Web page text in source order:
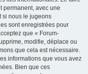
permanent, avec une
si nous le jugeons
sont enregistrées pour
que « Forum-
modifie, déplace ou
que cela est nécessaire.
informations que vous avez
Bien que ces